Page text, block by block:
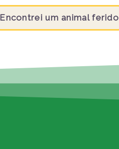
Encontrei um animal ferido